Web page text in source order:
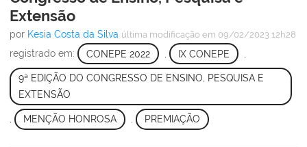
Extensão
por Kesia Costa da Silva última modificação em 09/02/2023 12h28
registrado em: CONEPE 2022 IX CONEPE
9ª EDIÇÃO DO CONGRESSO DE ENSINO, PESQUISA E
EXTENSÃO
MENÇÃO HONROSA PREMIAÇÃO